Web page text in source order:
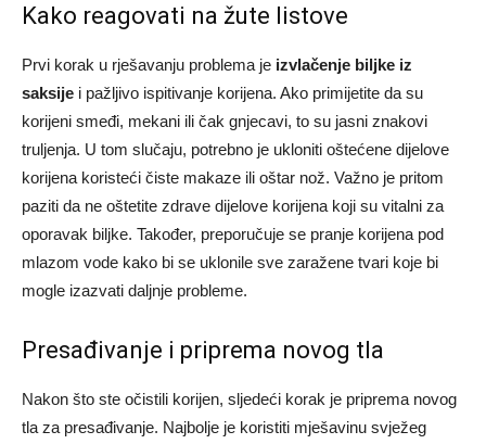
Kako reagovati na žute listove
Prvi korak u rješavanju problema je izvlačenje biljke iz
saksije i pažljivo ispitivanje korijena. Ako primijetite da su
korijeni smeđi, mekani ili čak gnjecavi, to su jasni znakovi
truljenja. U tom slučaju, potrebno je ukloniti oštećene dijelove
korijena koristeći čiste makaze ili oštar nož. Važno je pritom
paziti da ne oštetite zdrave dijelove korijena koji su vitalni za
oporavak biljke. Također, preporučuje se pranje korijena pod
mlazom vode kako bi se uklonile sve zaražene tvari koje bi
mogle izazvati daljnje probleme.
Presađivanje i priprema novog tla
Nakon što ste očistili korijen, sljedeći korak je priprema novog
tla za presađivanje. Najbolje je koristiti mješavinu svježeg